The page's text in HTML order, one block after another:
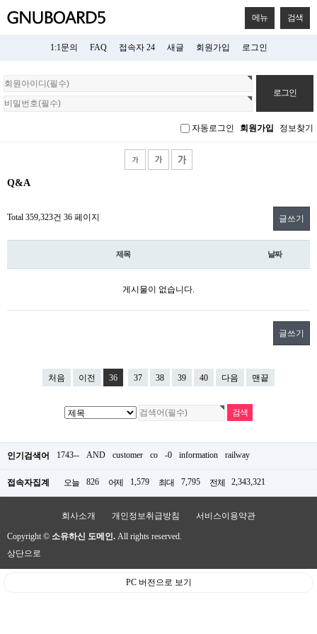
메뉴 검색
1:1문의 FAQ 접속자 24 새글 회원가입 로그인
회
원
로
자동로그인 회원가입 정보찾기
Q&A
Total 359,323건 36 페이지 글쓰기
제목 날짜
게시물이 없습니다.
글쓰기
처음 이전 36 37 38 39 40 다음 맨끝
인기검색어 1743-- AND customer co -0 information railway
접속자집계 오늘 826 어제 1,579 최대 7,795 전체 2,343,321
회사소개 개인정보취급방침 서비스이용약관
Copyright © 소유하신 도메인. All rights reserved.
상단으로
PC 버전으로 보기